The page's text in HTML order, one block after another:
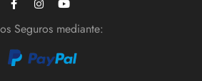
Seguros mediante: